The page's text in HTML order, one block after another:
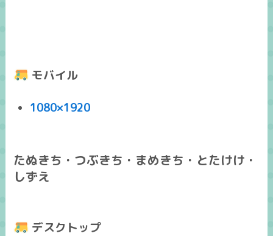
モバイル
1080×1920
たぬきち・つぶきち・まめきち・とたけけ・
しずえ
デスクトップ